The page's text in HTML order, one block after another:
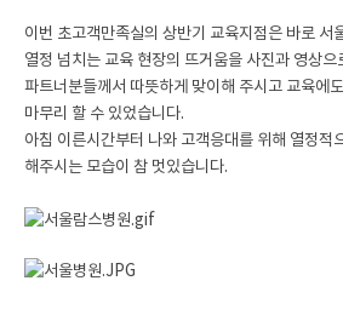
이번 초고객만족실의 상반기 교육지점은 바로 서
열정 넘치는 교육 현장의 뜨거움을 사진과 영상으
파트너분들께서 따뜻하게 맞이해 주시고 교육에
마무리 할 수 있었습니다.
아침 이른시간부터 나와 고객응대를 위해 열정적
해주시는 모습이 참 멋있습니다.